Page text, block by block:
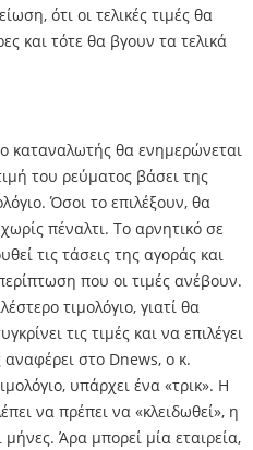
ότι οι τελικές τιμές θα
και τότε θα βγουν τα τελικά
καταναλωτής θα ενημερώνεται
του ρεύματος βάσει της
Όσοι το επιλέξουν, θα
πέναλτι. Το αρνητικό σε
τις τάσεις της αγοράς και
που οι τιμές ανέβουν.
τιμολόγιο, γιατί θα
τις τιμές και να επιλέγει
στο Dnews, ο κ.
υπάρχει ένα «τρικ». Η
να πρέπει να «κλειδωθεί», η
μήνες. Άρα μπορεί μία εταιρεία,